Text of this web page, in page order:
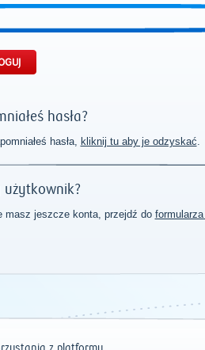
hasła?
hasła, kliknij tu aby je odzyskać.
użytkownik?
masz jeszcze konta, przejdź do